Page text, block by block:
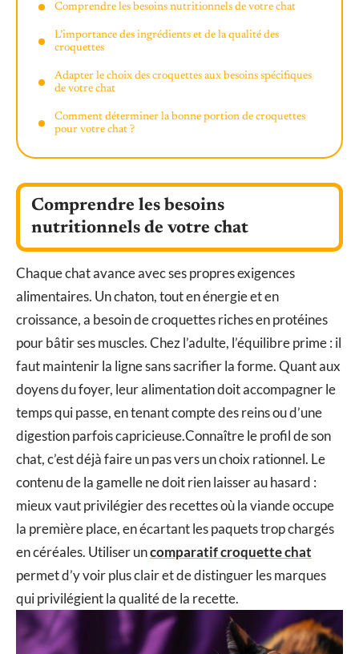
Comprendre les besoins nutritionnels de votre chat
L’importance des ingrédients et de la qualité des
croquettes
Adapter le choix des croquettes aux besoins spécifiques
de votre chat
Comment déterminer la bonne portion de croquettes
pour votre chat ?
Comprendre les besoins
nutritionnels de votre chat
Chaque chat avance avec ses propres exigences
alimentaires. Un chaton, tout en énergie et en
croissance, a besoin de croquettes riches en protéines
pour bâtir ses muscles. Chez l’adulte, l’équilibre prime : il
faut maintenir la ligne sans sacrifier la forme. Quant aux
doyens du foyer, leur alimentation doit accompagner le
temps qui passe, en tenant compte des reins ou d’une
digestion parfois capricieuse.Connaître le profil de son
chat, c’est déjà faire un pas vers un choix rationnel. Le
contenu de la gamelle ne doit rien laisser au hasard :
mieux vaut privilégier des recettes où la viande occupe
la première place, en écartant les paquets trop chargés
en céréales. Utiliser uncomparatif croquette chat
permet d’y voir plus clair et de distinguer les marques
qui privilégient la qualité de la recette.